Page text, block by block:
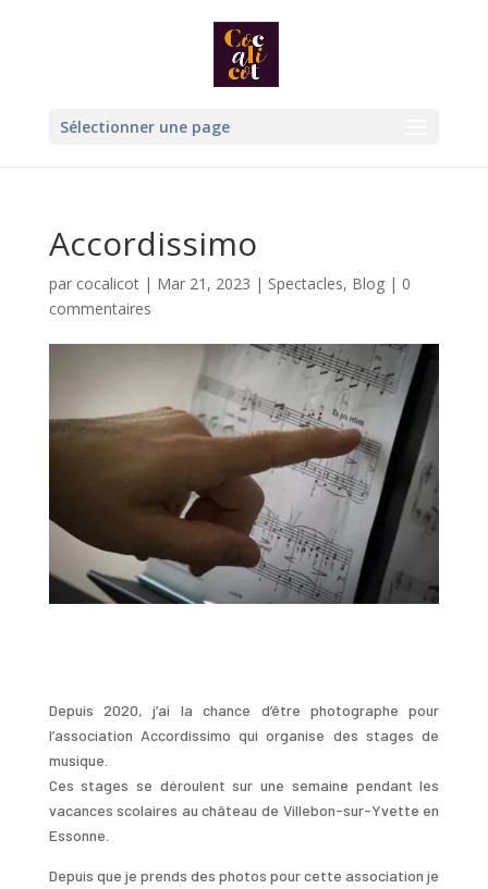
Sélectionner une page
Accordissimo
par cocalicot| Mar 21, 2023 | Spectacles, Blog| 0
commentaires
Depuis 2020, j’ai la chance d’être photographe pour
l’association Accordissimo qui organise des stages de
musique.
Ces stages se déroulent sur une semaine pendant les
vacances scolaires au château de Villebon-sur-Yvette en
Essonne.
Depuis que je prends des photos pour cette association je